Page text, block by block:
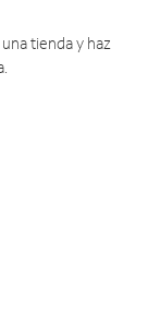
tienda y haz